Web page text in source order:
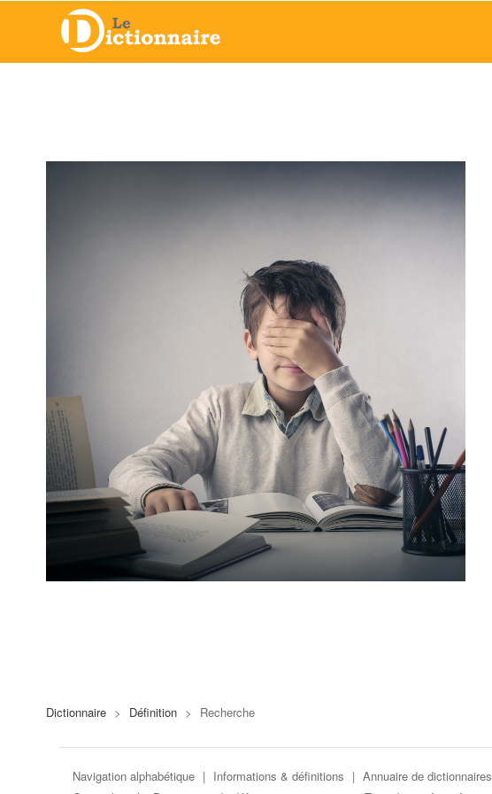
Dictionnaire > Définition > Recherche
Navigation alphabétique | Informations & définitions | Annuaire de dictionnaires